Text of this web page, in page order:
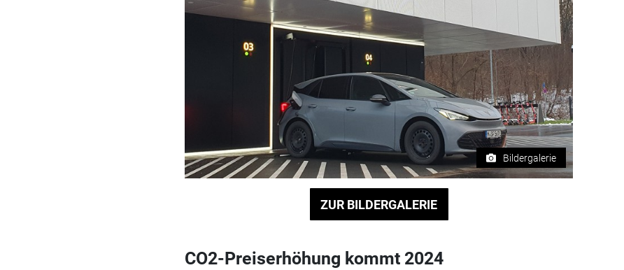
Bildergalerie
ZUR BILDERGALERIE
CO2-Preiserhöhung kommt 2024